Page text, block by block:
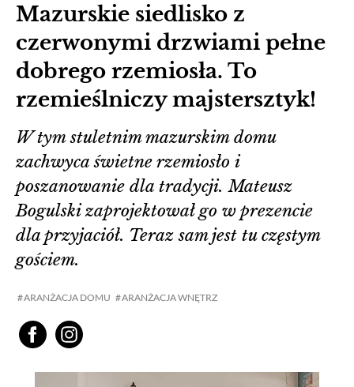
Mazurskie siedlisko z
czerwonymi drzwiami pełne
dobrego rzemiosła. To
rzemieślniczy majstersztyk!
ARANŻACJA DOMU ARANŻACJA WNĘTRZ
W tym stuletnim mazurskim domu
zachwyca świetne rzemiosło i
poszanowanie dla tradycji. Mateusz
Bogulski zaprojektował go w prezencie
dla przyjaciół. Teraz sam jest tu częstym
gościem.